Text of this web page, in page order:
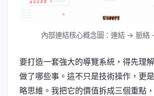
內部連結核心概念圖：連結 → 脈絡
要打造一套強大的導覽系統，得先理
做了哪些事。這不只是技術操作，更
略思維。我把它的價值拆成三個重點